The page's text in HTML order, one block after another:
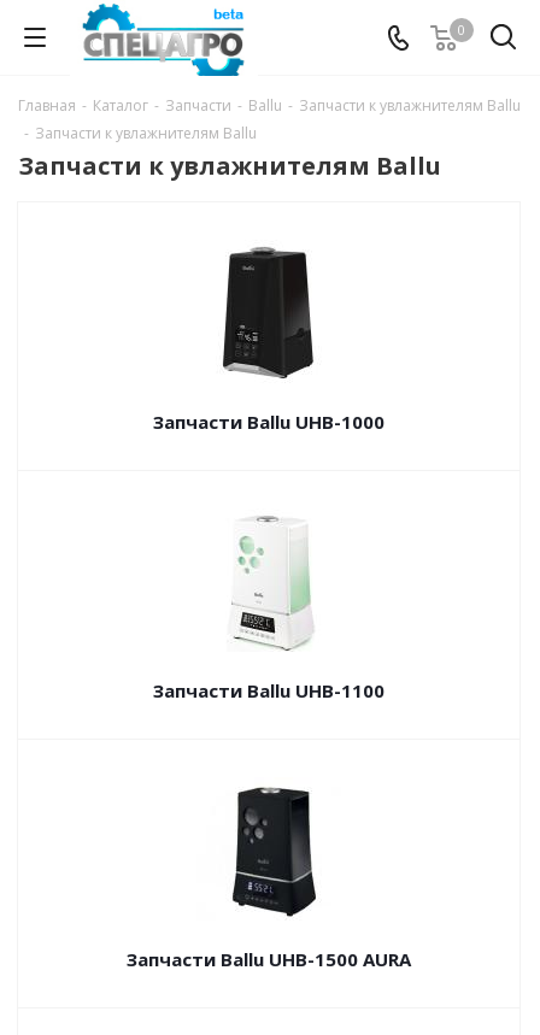
0
Главная - Каталог - Запчасти - Ballu - Запчасти к увлажнителям Ballu
- Запчасти к увлажнителям Ballu
Запчасти к увлажнителям Ballu
Запчасти Ballu UHB-1000
Запчасти Ballu UHB-1100
Запчасти Ballu UHB-1500 AURA